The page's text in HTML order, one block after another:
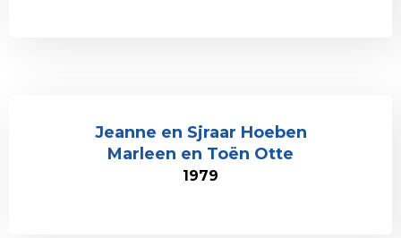
Jeanne en Sjraar Hoeben
Marleen en Toën Otte
1979